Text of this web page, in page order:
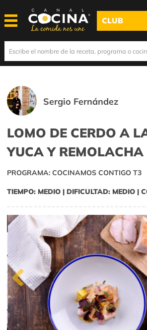
CLUB
Sergio Fernández
LOMO DE CERDO A
YUCA Y REMOLACHA
PROGRAMA: COCINAMOS CONTIGO T3
TIEMPO: MEDIO | DIFICULTAD: MEDIO |
Previous